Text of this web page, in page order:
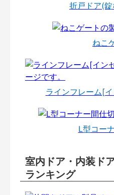
折戸ドア(
ねこ
ラインフレーム[
L型コー
室内ドア・内装ド
ランキング